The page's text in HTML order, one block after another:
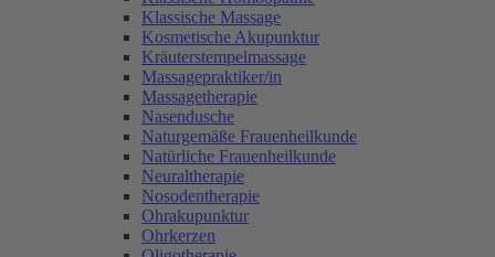
Klassische Massage
Kosmetische Akupunktur
Kräuterstempelmassage
Massagepraktiker/in
Massagetherapie
Nasendusche
Naturgemäße Frauenheilkunde
Natürliche Frauenheilkunde
Neuraltherapie
Nosodentherapie
Ohrakupunktur
Ohrkerzen